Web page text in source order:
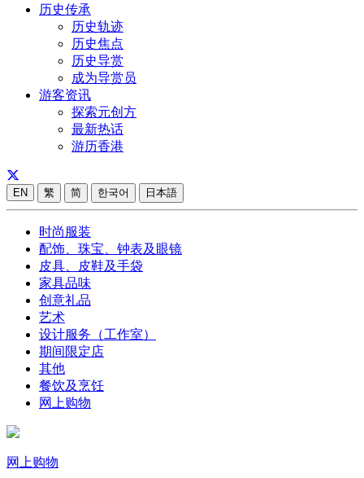
历史传承
历史轨迹
历史焦点
历史导赏
成为导赏员
游客资讯
探索元创方
最新热话
游历香港
EN 繁 简 한국어 日本語
时尚服装
配饰、珠宝、钟表及眼镜
皮具、皮鞋及手袋
家具品味
创意礼品
艺术
设计服务（工作室）
期间限定店
其他
餐饮及烹饪
网上购物
网上购物